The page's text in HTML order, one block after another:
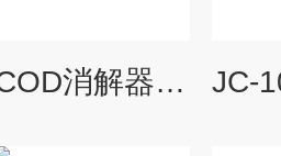
JC-101C标准COD消解器节能